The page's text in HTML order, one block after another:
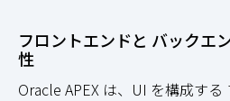
フロントエンドと バックエ
性
Oracle APEX は、UI を構成す